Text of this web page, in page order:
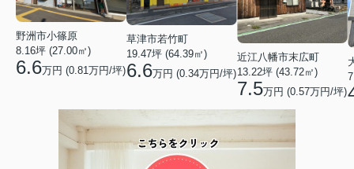
野洲市小篠原
8.16坪 (27.00㎡)
6.6万円 (0.81万円/坪)
草津市若竹町
19.47坪 (64.39㎡)
6.6万円 (0.34万円/坪)
近江八幡市末広町
13.22坪 (43.72㎡)
7.5万円 (0.57万円/坪)